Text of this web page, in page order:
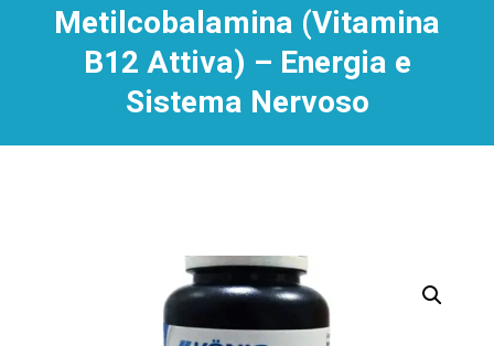
Metilcobalamina (Vitamina
B12 Attiva) – Energia e
Sistema Nervoso